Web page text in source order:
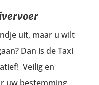
uit, maar u wilt
Dan is de Taxi
Veilig en
uw bestemming